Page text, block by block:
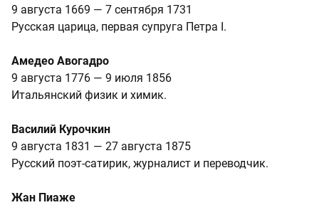
9 августа 1669 — 7 сентября 1731
Русская царица, первая супруга Петра I.
Амедео Авогадро
9 августа 1776 — 9 июля 1856
Итальянский физик и химик.
Василий Курочкин
9 августа 1831 — 27 августа 1875
Русский поэт-сатирик, журналист и переводчик.
Жан Пиаже